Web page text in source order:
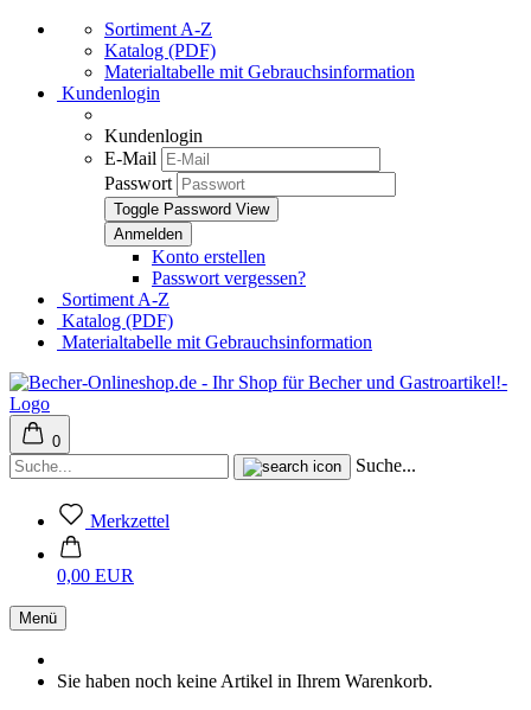
Sortiment A-Z
Katalog (PDF)
Materialtabelle mit Gebrauchsinformation
Kundenlogin
Kundenlogin
E-Mail
Passwort
Toggle Password View
Konto erstellen
Passwort vergessen?
Sortiment A-Z
Katalog (PDF)
Materialtabelle mit Gebrauchsinformation
0
Suche...
Merkzettel
0,00 EUR
Menü
Sie haben noch keine Artikel in Ihrem Warenkorb.